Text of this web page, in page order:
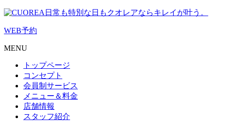
日常も特別な日もクオレアならキレイが叶う。
WEB予約
MENU
トップページ
コンセプト
会員制サービス
メニュー＆料金
店舗情報
スタッフ紹介